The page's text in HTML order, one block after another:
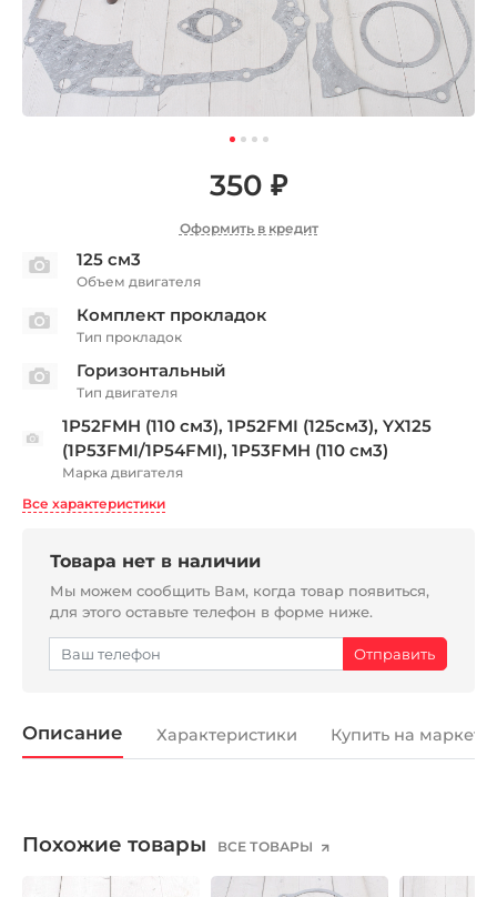
350 ₽
Оформить в кредит
125 см3
Объем двигателя
Комплект прокладок
Тип прокладок
Горизонтальный
Тип двигателя
1P52FMH (110 см3), 1P52FMI (125см3), YX125
(1P53FMI/1P54FMI), 1P53FMH (110 см3)
Марка двигателя
Все характеристики
Товара нет в наличии
Мы можем сообщить Вам, когда товар появиться,
для этого оставьте телефон в форме ниже.
Описание Характеристики Купить на
Похожие товары ВСЕ ТОВАРЫ